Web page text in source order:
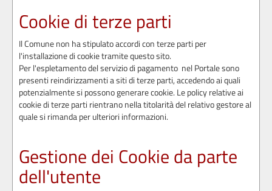
Cookie di terze parti
Il Comune non ha stipulato accordi con terze parti per
l'installazione di cookie tramite questo sito.
Per l'espletamento del servizio di pagamento nel Portale sono
presenti reindirizzamenti a siti di terze parti, accedendo ai quali
potenzialmente si possono generare cookie. Le policy relative ai
cookie di terze parti rientrano nella titolarità del relativo gestore al
quale si rimanda per ulteriori informazioni.
Gestione dei Cookieda parte
dell'utente